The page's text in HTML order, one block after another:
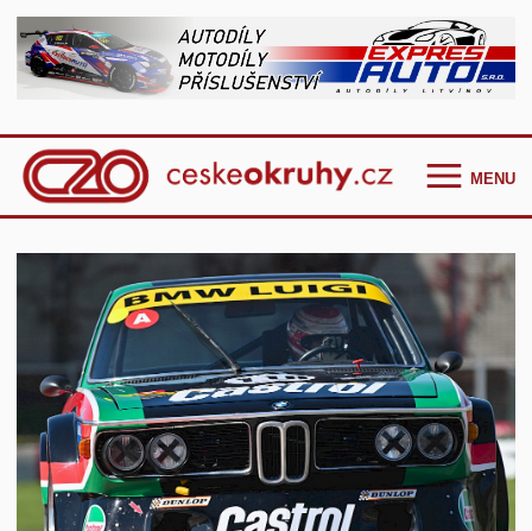
MENU
GT Cup Series
TCR Eastern Europe
F4 CEZ
Clio Cup Bohemia
Ostatní